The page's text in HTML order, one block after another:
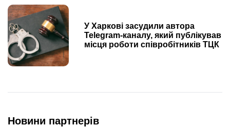
У Харкові засудили автора
Telegram-каналу, який публікував
місця роботи співробітників ТЦК
Новини партнерів